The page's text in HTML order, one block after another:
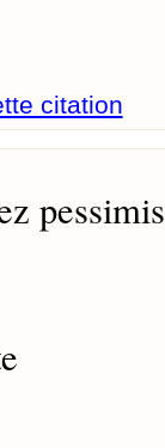
citation